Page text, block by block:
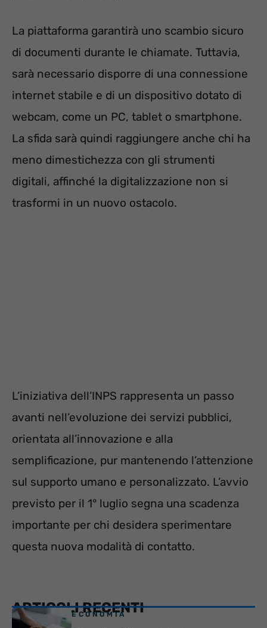
La piattaforma garantirà uno scambio sicuro
di documenti durante le chiamate. Tuttavia,
sarà necessario disporre di una connessione
internet stabile e di un dispositivo dotato di
webcam, come un PC, tablet o smartphone.
La sfida sarà quindi raggiungere anche chi ha
meno dimestichezza con gli strumenti
digitali, affinché la digitalizzazione non si
trasformi in un nuovo ostacolo.
L’iniziativa dell’INPS rappresenta un passo
avanti nell’evoluzione dei servizi pubblici,
orientata all’innovazione e alla
semplificazione, pur mantenendo l’attenzione
sul supporto umano e personalizzato. L’avvio
previsto per il 1° luglio segna una scadenza
importante per chi desidera sperimentare
questa nuova modalità di contatto.
ARTICOLI RECENTI
ECONOMIA